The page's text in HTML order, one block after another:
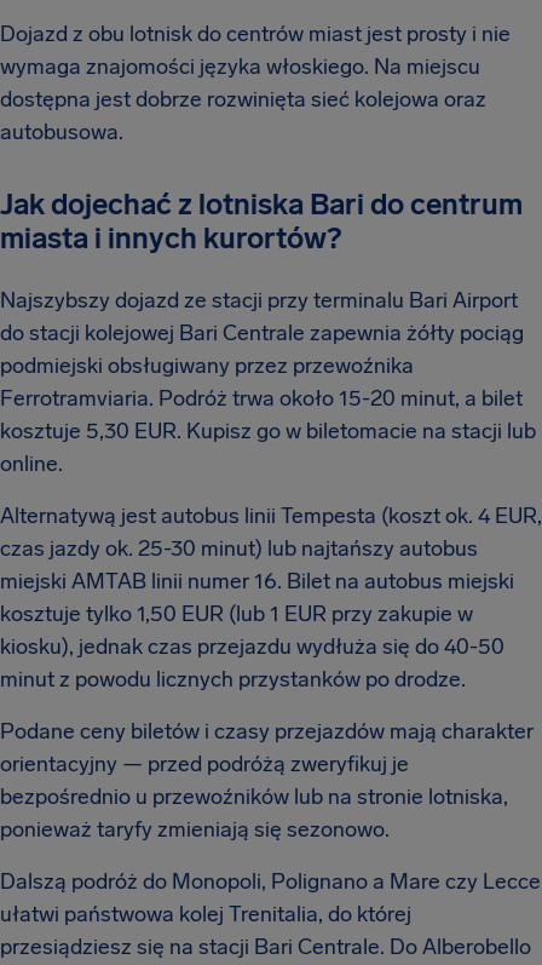
Dojazd z obu lotnisk do centrów miast jest prosty i nie
wymaga znajomości języka włoskiego. Na miejscu
dostępna jest dobrze rozwinięta sieć kolejowa oraz
autobusowa.
Jak dojechać z lotniska Bari do centrum
miasta i innych kurortów?
Najszybszy dojazd ze stacji przy terminalu Bari Airport
do stacji kolejowej Bari Centrale zapewnia żółty pociąg
podmiejski obsługiwany przez przewoźnika
Ferrotramviaria. Podróż trwa około 15-20 minut, a bilet
kosztuje 5,30 EUR. Kupisz go w biletomacie na stacji lub
online.
Alternatywą jest autobus linii Tempesta (koszt ok. 4 EUR,
czas jazdy ok. 25-30 minut) lub najtańszy autobus
miejski AMTAB linii numer 16. Bilet na autobus miejski
kosztuje tylko 1,50 EUR (lub 1 EUR przy zakupie w
kiosku), jednak czas przejazdu wydłuża się do 40-50
minut z powodu licznych przystanków po drodze.
Podane ceny biletów i czasy przejazdów mają charakter
orientacyjny — przed podróżą zweryfikuj je
bezpośrednio u przewoźników lub na stronie lotniska,
ponieważ taryfy zmieniają się sezonowo.
Dalszą podróż do Monopoli, Polignano a Mare czy Lecce
ułatwi państwowa kolej Trenitalia, do której
przesiądziesz się na stacji Bari Centrale. Do Alberobello